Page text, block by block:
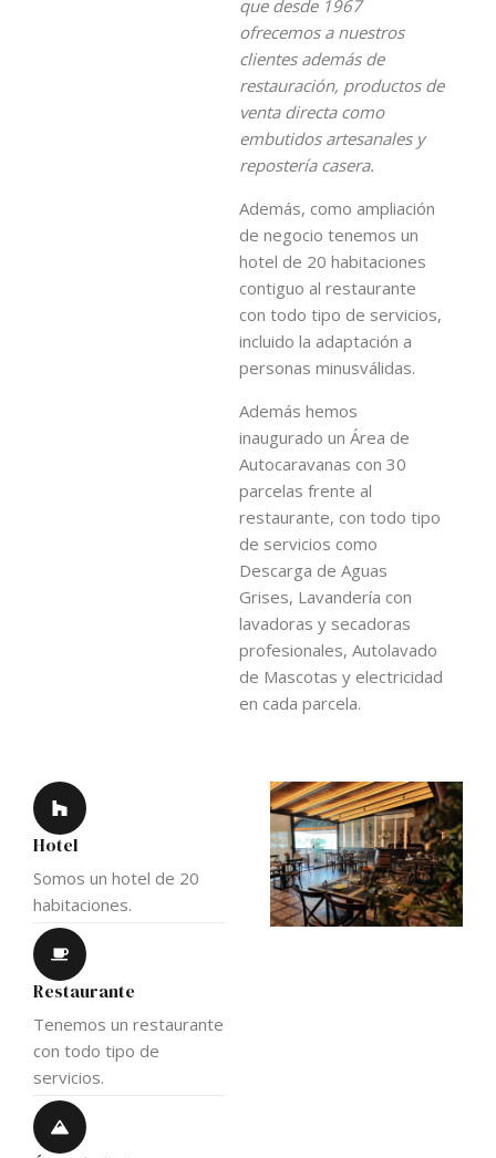
que desde 1967
ofrecemos a nuestros
clientes además de
restauración, productos de
venta directa como
embutidos artesanales y
repostería casera.
Además, como ampliación
de negocio tenemos un
hotel de 20 habitaciones
contiguo al restaurante
con todo tipo de servicios,
incluido la adaptación a
personas minusválidas.
Además hemos
inaugurado un Área de
Autocaravanas con 30
parcelas frente al
restaurante, con todo tipo
de servicios como
Descarga de Aguas
Grises, Lavandería con
lavadoras y secadoras
profesionales, Autolavado
de Mascotas y electricidad
en cada parcela.
Hotel
Somos un hotel de 20
habitaciones.
Restaurante
Tenemos un restaurante
con todo tipo de
servicios.